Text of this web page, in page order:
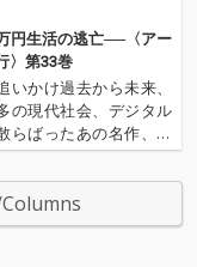
円生活の逃亡──〈アー
〉第33巻
いかけ過去から未来、
の現代社会、デジタル
らばったあの名作、こ
ちをひとつにまとめる
〈アーカイ奉行〉が今
タルの乱世を治め
アーカイ奉行〉と